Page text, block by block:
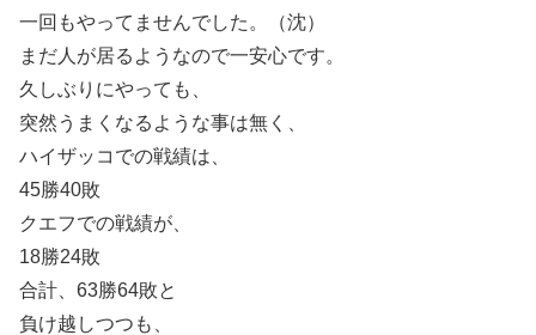
一回もやってませんでした。（沈）
まだ人が居るようなので一安心です。
久しぶりにやっても、
突然うまくなるような事は無く、
ハイザッコでの戦績は、
45勝40敗
クエフでの戦績が、
18勝24敗
合計、63勝64敗と
負け越しつつも、